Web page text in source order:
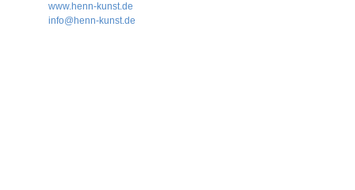
www.henn-kunst.de
info@henn-kunst.de